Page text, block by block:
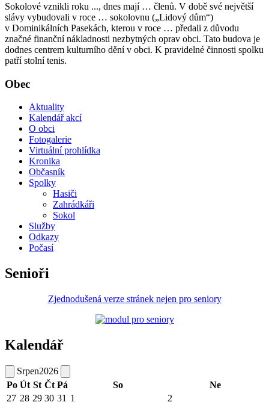
Sokolové vznikli roku ..., dnes mají … členů. V době své největší
slávy vybudovali v roce … sokolovnu („Lidový dům“)
v Dominikálních Pasekách, kterou v roce … předali z důvodu
značné finanční nákladnosti nezbytných oprav obci. Tato budova je
dodnes centrem kulturního dění v obci. K pravidelné činnosti spolku
patří stolní tenis.
Obec
Aktuality
Kalendář akcí
O obci
Fotogalerie
Virtuální prohlídka
Kronika
Občasník
Spolky
Hasiči
Zahrádkáři
Sokol
Služby
Odkazy
Počasí
Senioři
Zjednodušená verze stránek nejen pro seniory
Kalendář
Srpen2026
Po Út St Čt Pá So
Ne
27 28 29 30 31 1
2